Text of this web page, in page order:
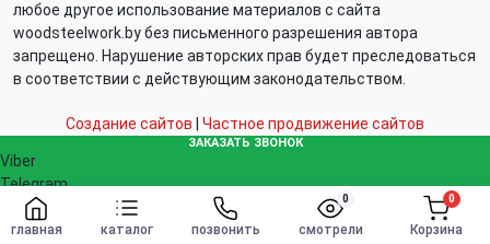
главная каталог смотрели
0
позвонить Корзина
0
Заказать
любое другое использование материалов с сайта
woodsteelwork.by без письменного разрешения автора
запрещено. Нарушение авторских прав будет преследоваться
в соответствии с действующим законодательством.
Создание сайтов Частное продвижение сайтов
ЗАКАЗАТЬ ЗВОНОК
Viber
Telegram
WhatsApp
info@woodsteelwork.by